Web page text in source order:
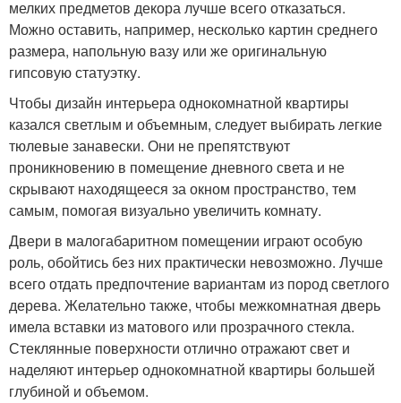
мелких предметов декора лучше всего отказаться.
Можно оставить, например, несколько картин среднего
размера, напольную вазу или же оригинальную
гипсовую статуэтку.
Чтобы дизайн интерьера однокомнатной квартиры
казался светлым и объемным, следует выбирать легкие
тюлевые занавески. Они не препятствуют
проникновению в помещение дневного света и не
скрывают находящееся за окном пространство, тем
самым, помогая визуально увеличить комнату.
Двери в малогабаритном помещении играют особую
роль, обойтись без них практически невозможно. Лучше
всего отдать предпочтение вариантам из пород светлого
дерева. Желательно также, чтобы межкомнатная дверь
имела вставки из матового или прозрачного стекла.
Стеклянные поверхности отлично отражают свет и
наделяют интерьер однокомнатной квартиры большей
глубиной и объемом.